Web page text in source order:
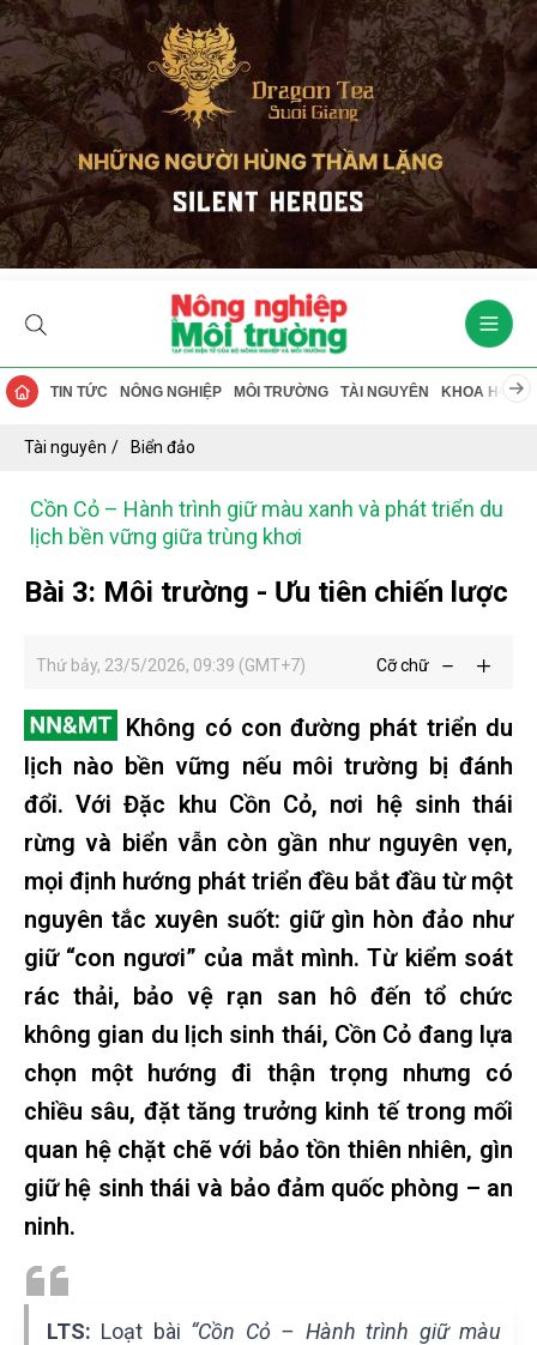
TIN TỨC NÔNG NGHIỆP MÔI TRƯỜNG TÀI NGUYÊN KHOA HỌC
Tài nguyên Biển đảo
Cồn Cỏ – Hành trình giữ màu xanh và phát triển du
lịch bền vững giữa trùng khơi
Bài 3: Môi trường - Ưu tiên chiến lược
Thứ bảy, 23/5/2026, 09:39 (GMT+7) Cỡ chữ
Không có con đường phát triển du
lịch nào bền vững nếu môi trường bị đánh
đổi. Với Đặc khu Cồn Cỏ, nơi hệ sinh thái
rừng và biển vẫn còn gần như nguyên vẹn,
mọi định hướng phát triển đều bắt đầu từ một
nguyên tắc xuyên suốt: giữ gìn hòn đảo như
giữ “con ngươi” của mắt mình. Từ kiểm soát
rác thải, bảo vệ rạn san hô đến tổ chức
không gian du lịch sinh thái, Cồn Cỏ đang lựa
chọn một hướng đi thận trọng nhưng có
chiều sâu, đặt tăng trưởng kinh tế trong mối
quan hệ chặt chẽ với bảo tồn thiên nhiên, gìn
giữ hệ sinh thái và bảo đảm quốc phòng – an
ninh.
LTS: Loạt bài “Cồn Cỏ – Hành trình giữ màu